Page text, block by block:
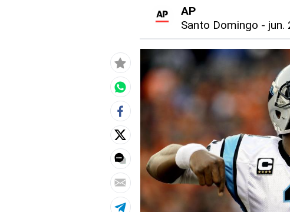
AP
Santo Domingo - jun.